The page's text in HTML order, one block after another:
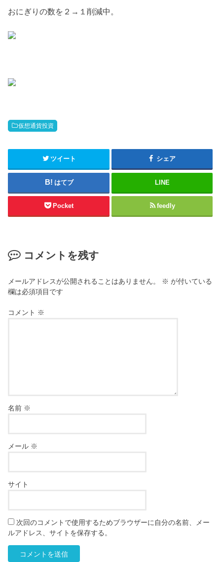
おにぎりの数を２→１削減中。
仮想通貨投資
ツイート シェア
はてブ LINE
Pocket feedly
コメントを残す
メールアドレスが公開されることはありません。 ※ が付いている
欄は必須項目です
コメント ※
名前 ※
メール ※
サイト
次回のコメントで使用するためブラウザーに自分の名前、メー
ルアドレス、サイトを保存する。